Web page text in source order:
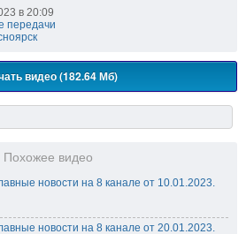
в 20:09
передачи
видео (182.64 Мб)
Похожее видео
новости на 8 канале от 10.01.2023.
новости на 8 канале от 20.01.2023.